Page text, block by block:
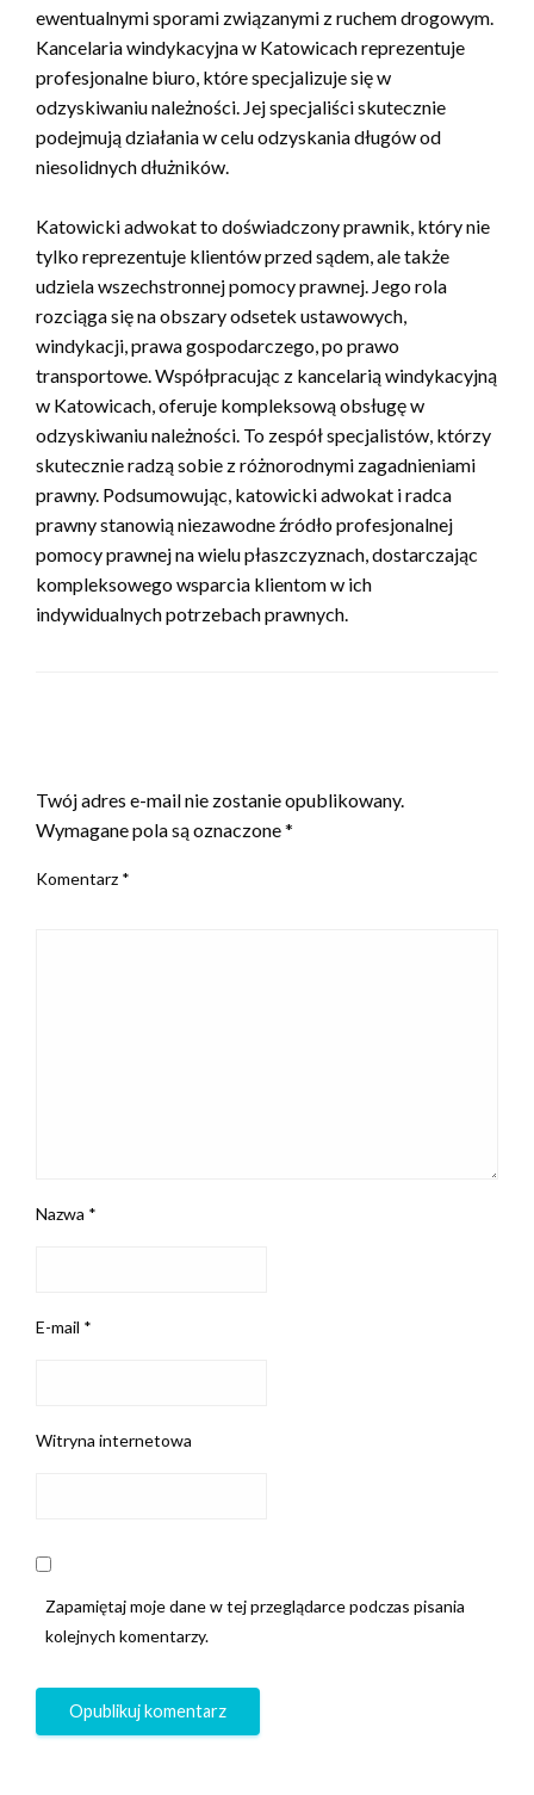
ewentualnymi sporami związanymi z ruchem drogowym.
Kancelaria windykacyjna w Katowicach reprezentuje
profesjonalne biuro, które specjalizuje się w
odzyskiwaniu należności. Jej specjaliści skutecznie
podejmują działania w celu odzyskania długów od
niesolidnych dłużników.
Katowicki adwokat to doświadczony prawnik, który nie
tylko reprezentuje klientów przed sądem, ale także
udziela wszechstronnej pomocy prawnej. Jego rola
rozciąga się na obszary odsetek ustawowych,
windykacji, prawa gospodarczego, po prawo
transportowe. Współpracując z kancelarią windykacyjną
w Katowicach, oferuje kompleksową obsługę w
odzyskiwaniu należności. To zespół specjalistów, którzy
skutecznie radzą sobie z różnorodnymi zagadnieniami
prawny. Podsumowując, katowicki adwokat i radca
prawny stanowią niezawodne źródło profesjonalnej
pomocy prawnej na wielu płaszczyznach, dostarczając
kompleksowego wsparcia klientom w ich
indywidualnych potrzebach prawnych.
Twój adres e-mail nie zostanie opublikowany.
Wymagane pola są oznaczone*
Komentarz *
Nazwa *
E-mail *
Witryna internetowa
Zapamiętaj moje dane w tej przeglądarce podczas pisania
kolejnych komentarzy.